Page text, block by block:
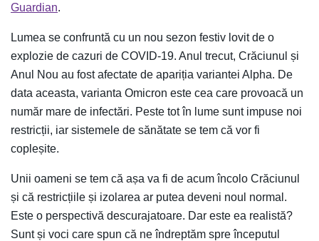
Guardian.
Lumea se confruntă cu un nou sezon festiv lovit de o
explozie de cazuri de COVID-19. Anul trecut, Crăciunul și
Anul Nou au fost afectate de apariția variantei Alpha. De
data aceasta, varianta Omicron este cea care provoacă un
număr mare de infectări. Peste tot în lume sunt impuse noi
restricții, iar sistemele de sănătate se tem că vor fi
copleșite.
Unii oameni se tem că așa va fi de acum încolo Crăciunul
și că restricțiile și izolarea ar putea deveni noul normal.
Este o perspectivă descurajatoare. Dar este ea realistă?
Sunt și voci care spun că ne îndreptăm spre începutul